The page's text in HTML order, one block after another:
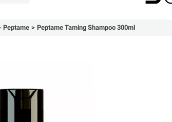
Peptame Peptame Taming Shampoo 300ml